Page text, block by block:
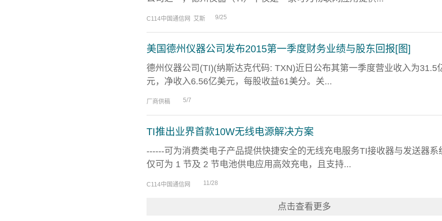
C114中国通信网 艾斯 9/25
美国德州仪器公司发布2015第一季度财务业绩与股东回报[图]
德州仪器公司(TI)(纳斯达克代码: TXN)近日公布其第一季度营业收入为31.5
元，净收入6.56亿美元，每股收益61美分。关...
厂商供稿 5/7
TI推出业界首款10W无线电源解决方案
------可为消费类电子产品提供快捷安全的无线充电服务TI接收器与发送器系
仅可为 1 节及 2 节电池供电应用高效充电，且支持...
C114中国通信网 11/28
点击查看更多